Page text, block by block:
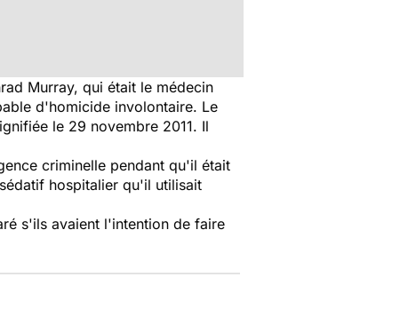
Murray, qui était le médecin
d'homicide involontaire. Le
le 29 novembre 2011. Il
criminelle pendant qu'il était
hospitalier qu'il utilisait
s'ils avaient l'intention de faire